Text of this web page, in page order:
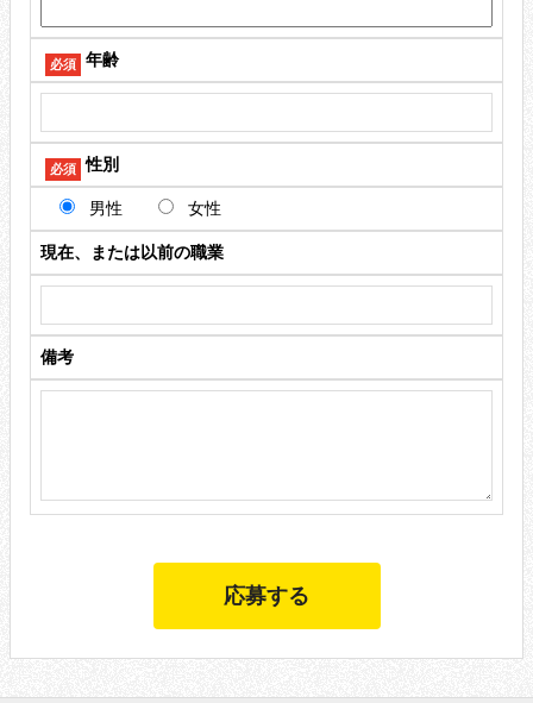
年齢
必須
性別
必須
男性 女性
現在、または以前の職業
備考